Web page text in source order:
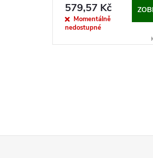
579,57 Kč
Momentálně
nedostupné